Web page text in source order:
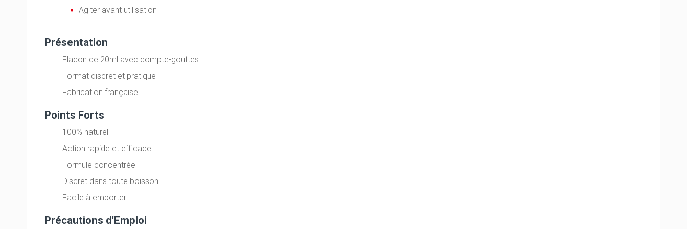
Agiter avant utilisation
Présentation
Flacon de 20ml avec compte-gouttes
Format discret et pratique
Fabrication française
Points Forts
100% naturel
Action rapide et efficace
Formule concentrée
Discret dans toute boisson
Facile à emporter
Précautions d'Emploi